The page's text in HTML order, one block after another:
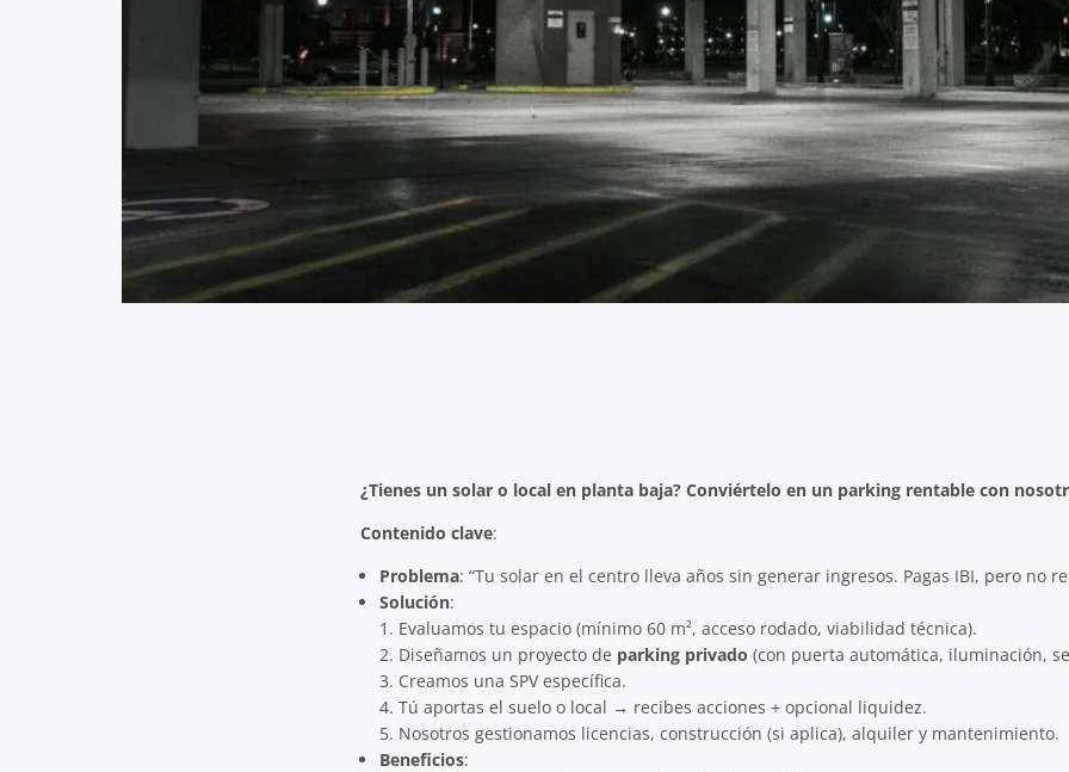
¿Tienes un solar o local en planta baja? Conviértelo en un parking rentable con
Contenido clave:
Problema: “Tu solar en el centro lleva años sin generar ingresos. Pagas IBI, pero no
Solución:
Evaluamos tu espacio (mínimo 60 m², acceso rodado, viabilidad técnica).
Diseñamos un proyecto de parking privado (con puerta automática, iluminación,
Creamos una SPV específica.
Tú aportas el suelo o local → recibes acciones + opcional liquidez.
Nosotros gestionamos licencias, construcción (si aplica), alquiler y mantenimiento.
Beneficios: